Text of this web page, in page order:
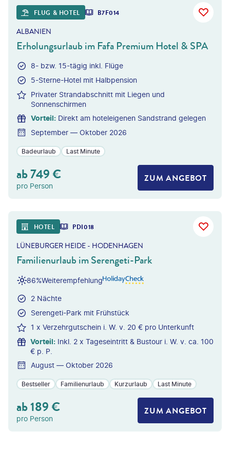
FLUG & HOTEL B7F014
ALBANIEN
Erholungsurlaub im Fafa Premium Hotel & SPA
8- bzw. 15-tägig inkl. Flüge
5-Sterne-Hotel mit Halbpension
Privater Strandabschnitt mit Liegen und
Sonnenschirmen
Vorteil: Direkt am hoteleigenen Sandstrand gelegen
September — Oktober 2026
Badeurlaub Last Minute
ab749€
pro Person
ZUM ANGEBOT
HOTEL PDI018
LÜNEBURGER HEIDE - HODENHAGEN
Familienurlaub im Serengeti-Park
Weiterempfehlung
86%
2 Nächte
Serengeti-Park mit Frühstück
1 x Verzehrgutschein i. W. v. 20 € pro Unterkunft
Vorteil: Inkl. 2 x Tageseintritt & Bustour i. W. v. ca. 100
€ p. P.
August — Oktober 2026
Bestseller Familienurlaub Kurzurlaub Last Minute
ab189€
pro Person
ZUM ANGEBOT